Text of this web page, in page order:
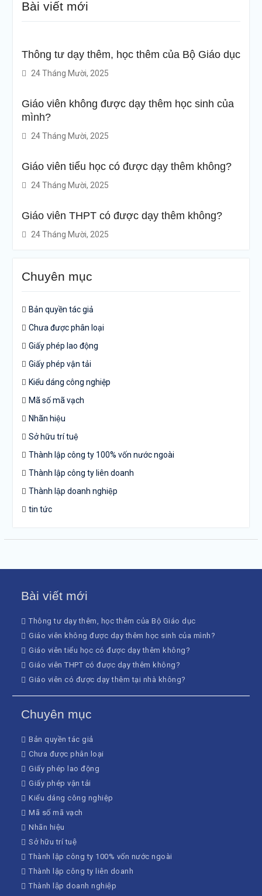
Bài viết mới
Thông tư dạy thêm, học thêm của Bộ Giáo dục
24 Tháng Mười, 2025
Giáo viên không được dạy thêm học sinh của
mình?
24 Tháng Mười, 2025
Giáo viên tiểu học có được dạy thêm không?
24 Tháng Mười, 2025
Giáo viên THPT có được dạy thêm không?
24 Tháng Mười, 2025
Chuyên mục
Bản quyền tác giả
Chưa được phân loại
Giấy phép lao động
Giấy phép vận tải
Kiểu dáng công nghiệp
Mã số mã vạch
Nhãn hiệu
Sở hữu trí tuệ
Thành lập công ty 100% vốn nước ngoài
Thành lập công ty liên doanh
Thành lập doanh nghiệp
tin tức
Bài viết mới
Thông tư dạy thêm, học thêm của Bộ Giáo dục
Giáo viên không được dạy thêm học sinh của mình?
Giáo viên tiểu học có được dạy thêm không?
Giáo viên THPT có được dạy thêm không?
Giáo viên có được dạy thêm tại nhà không?
Chuyên mục
Bản quyền tác giả
Chưa được phân loại
Giấy phép lao động
Giấy phép vận tải
Kiểu dáng công nghiệp
Mã số mã vạch
Nhãn hiệu
Sở hữu trí tuệ
Thành lập công ty 100% vốn nước ngoài
Thành lập công ty liên doanh
Thành lập doanh nghiệp